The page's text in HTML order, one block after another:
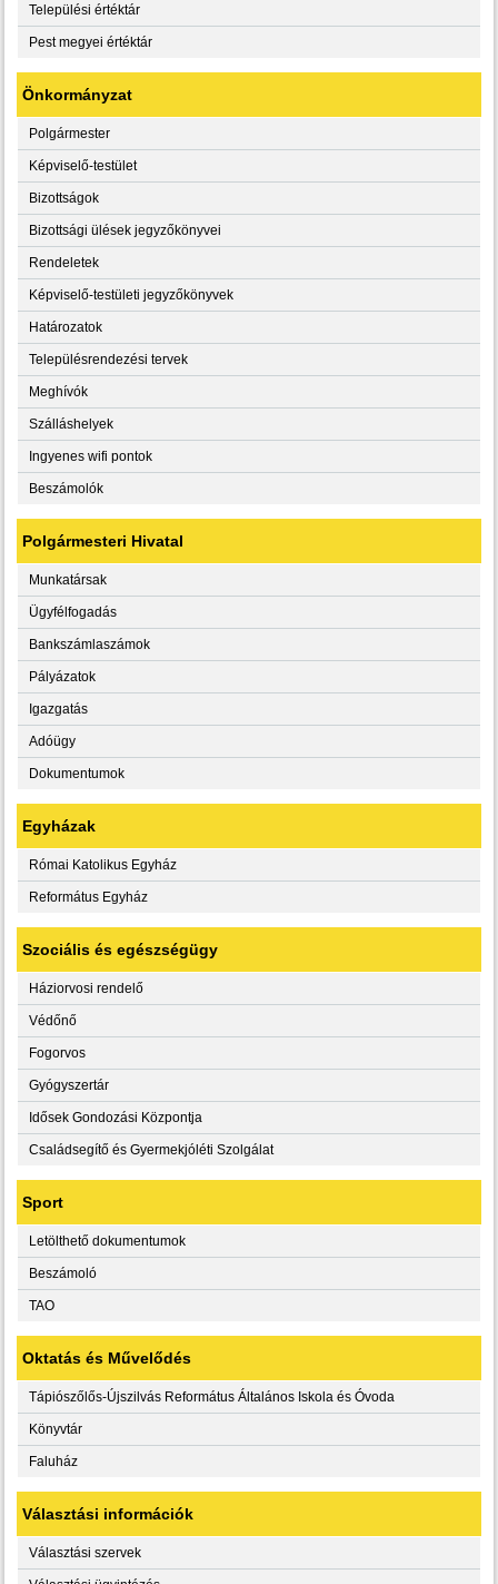
Települési értéktár
Pest megyei értéktár
Önkormányzat
Polgármester
Képviselő-testület
Bizottságok
Bizottsági ülések jegyzőkönyvei
Rendeletek
Képviselő-testületi jegyzőkönyvek
Határozatok
Településrendezési tervek
Meghívók
Szálláshelyek
Ingyenes wifi pontok
Beszámolók
Polgármesteri Hivatal
Munkatársak
Ügyfélfogadás
Bankszámlaszámok
Pályázatok
Igazgatás
Adóügy
Dokumentumok
Egyházak
Római Katolikus Egyház
Református Egyház
Szociális és egészségügy
Háziorvosi rendelő
Védőnő
Fogorvos
Gyógyszertár
Idősek Gondozási Központja
Családsegítő és Gyermekjóléti Szolgálat
Sport
Letölthető dokumentumok
Beszámoló
TAO
Oktatás és Művelődés
Tápiószőlős-Újszilvás Református Általános Iskola és Óvoda
Könyvtár
Faluház
Választási információk
Választási szervek